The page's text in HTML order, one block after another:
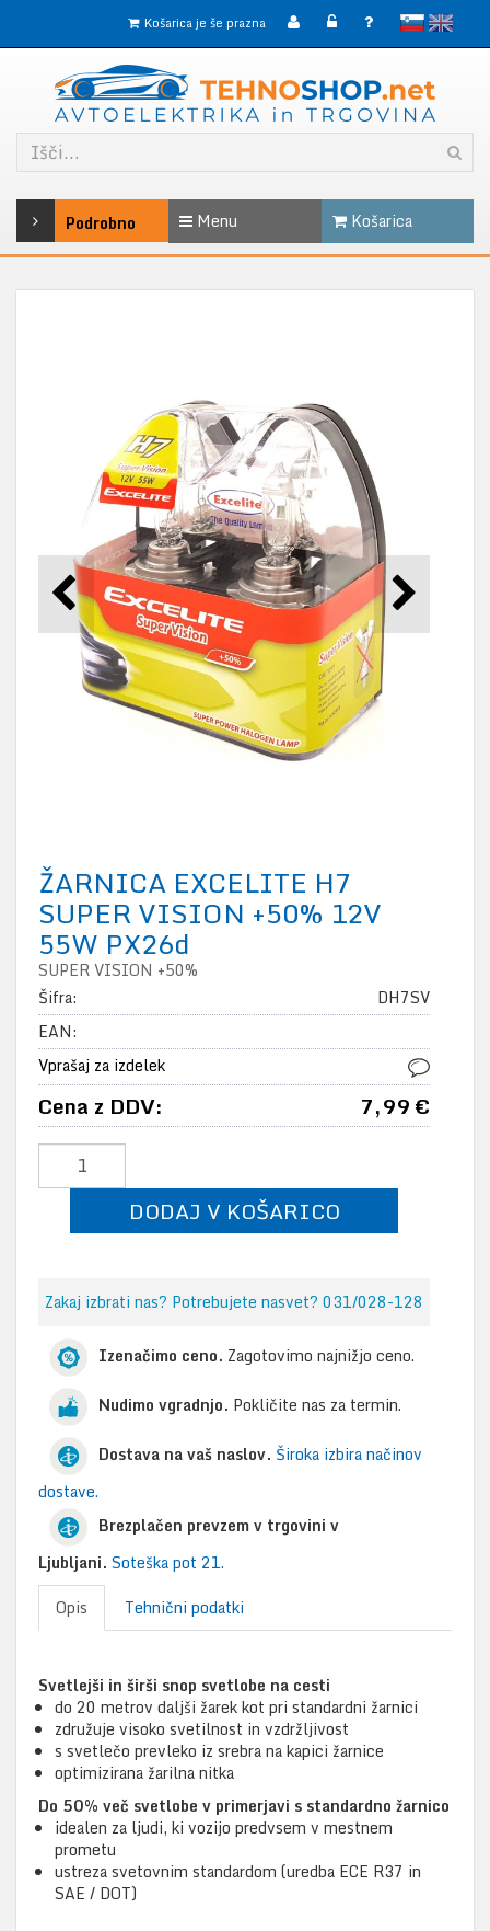
slovenskoEnglish
Košarica je še prazna
Podrobno Menu Košarica
ŽARNICA EXCELITE H7
SUPER VISION +50% 12V
55W PX26d
SUPER VISION +50%
Šifra:
DH7SV
EAN:
Vprašaj za izdelek
Cena z DDV: 7,99 €
DODAJ V KOŠARICO
Zakaj izbrati nas? Potrebujete nasvet? 031/028-128
Izenačimo ceno. Zagotovimo najnižjo ceno.
Nudimo vgradnjo. Pokličite nas za termin.
Dostava na vaš naslov. Široka izbira načinov
dostave.
Brezplačen prevzem v trgovini v
Ljubljani. Soteška pot 21.
Opis
Tehnični podatki
Svetlejši in širši snop svetlobe na cesti
do 20 metrov daljši žarek kot pri standardni žarnici
združuje visoko svetilnost in vzdržljivost
s svetlečo prevleko iz srebra na kapici žarnice
optimizirana žarilna nitka
Do 50% več svetlobe v primerjavi s standardno žarnico
idealen za ljudi, ki vozijo predvsem v mestnem
prometu
ustreza svetovnim standardom (uredba ECE R37 in
SAE / DOT)